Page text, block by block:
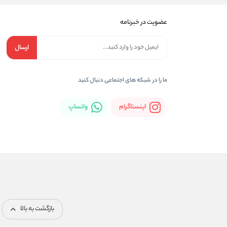
عضویت در خبرنامه
ارسال
ما را در شبکه های اجتماعی دنبال کنید
اینستاگرام واتساپ
بازگشت به بالا